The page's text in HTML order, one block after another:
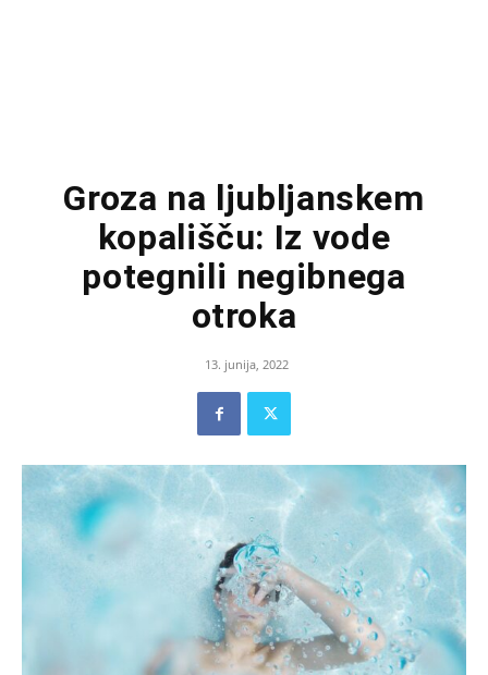
Groza na ljubljanskem
kopališču: Iz vode
potegnili negibnega
otroka
13. junija, 2022